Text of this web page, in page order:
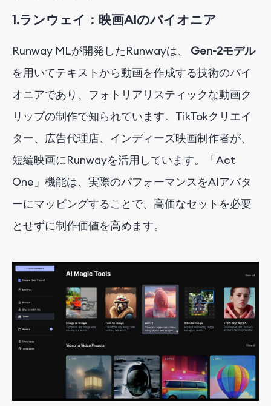
1.ランウェイ： 映画AIのパイオニア
Runway MLが開発したRunwayは、 Gen-2モデル
を用いてテキストから動画を作成する技術のパイ
オニアであり、フォトリアリスティックな動画ク
リップの制作で知られています。TikTokクリエイ
ター、広告代理店、インディーズ映画制作者が、
短編映画にRunwayを活用しています。「Act
One」機能は、実際のパフォーマンスをAIアバタ
ーにマッピングすることで、高価なセットを必要
とせずに制作価値を高めます。